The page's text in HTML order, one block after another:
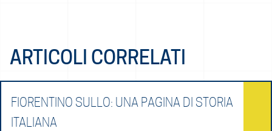
ARTICOLI CORRELATI
FIORENTINO SULLO: UNA PAGINA DI STORIA
ITALIANA